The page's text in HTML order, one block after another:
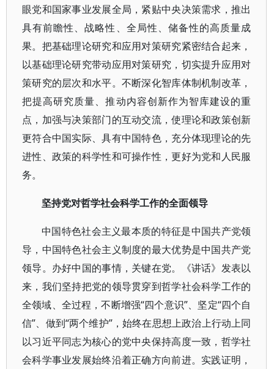
眼党和国家事业发展全局，紧贴中央决策需求，推出
具有前瞻性、战略性、全局性、储备性的高质量成
果。把基础理论研究和应用对策研究紧密结合起来，
以基础理论研究带动应用对策研究，切实提升应用对
策研究的层次和水平。不断深化智库体制机制改革，
把提高研究质量、推动内容创新作为智库建设的重
点，加强与决策部门的互动交流，使理论和政策创新
更符合中国实际、具有中国特色，充分体现理论的先
进性、政策的科学性和可操作性，更好为党和人民服
务。
坚持党对哲学社会科学工作的全面领导
中国特色社会主义最本质的特征是中国共产党领
导，中国特色社会主义制度的最大优势是中国共产党
领导。办好中国的事情，关键在党。《讲话》发表以
来，我们坚持把党的领导贯穿到哲学社会科学工作的
全领域、全过程，不断增强“四个意识”、坚定“四个自
信”、做到“两个维护”，始终在思想上政治上行动上同
以习近平同志为核心的党中央保持高度一致，哲学社
会科学事业发展始终沿着正确方向前进。实践证明，